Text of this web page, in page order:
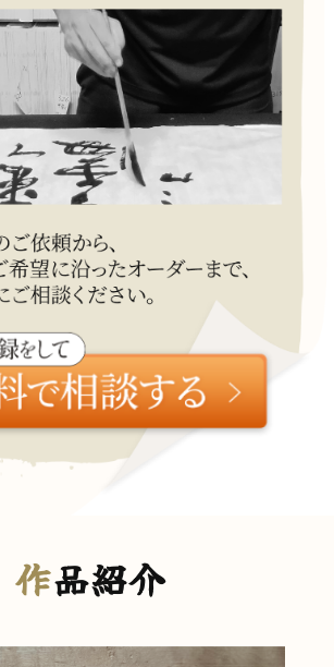
作品紹介
される場合
特定の者との間で共同して利用する
、その旨並びに共同して利用される
目、共同して利用する者の範囲、利
用目的および当該個人情報の管理に
有する者の氏名または名称につい
め本人に通知し、または本人が容易
態に置いた場合
開示
から個人情報の開示を求められたと
対し、遅滞なくこれを開示します。た
ることにより次のいずれかに該当す
の全部または一部を開示しないこと
しない決定をした場合には、その旨
知します。
第三者の生命、身体、財産その他の
するおそれがある場合
の適正な実施に著しい支障を及ぼす
場合
ません。
訂正および削除